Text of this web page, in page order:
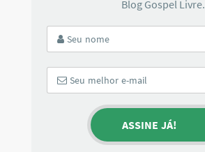
Blog Gospel Livre.